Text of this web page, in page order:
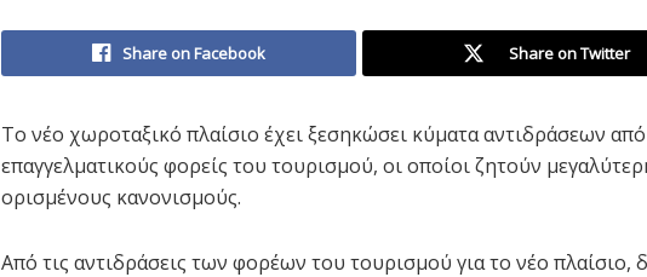
Share on Facebook Share on Twitter
Το νέο χωροταξικό πλαίσιο έχει ξεσηκώσει κύματα αντιδράσεων
επαγγελματικούς φορείς του τουρισμού, οι οποίοι ζητούν
ορισμένους κανονισμούς.
Από τις αντιδράσεις των φορέων του τουρισμού για το νέο πλαίσιο,